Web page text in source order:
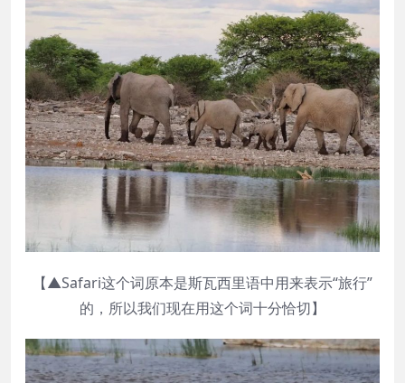
【▲Safari这个词原本是斯瓦西里语中用来表示“旅行”
的，所以我们现在用这个词十分恰切】